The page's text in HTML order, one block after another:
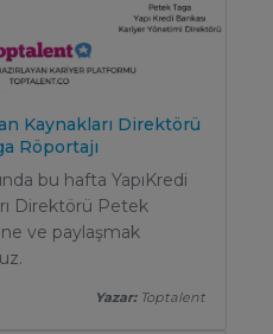
Kaynakları Direktörü
Röportajı
bu hafta YapıKredi
Direktörü Petek
ve paylaşmak
Yazar:Toptalent